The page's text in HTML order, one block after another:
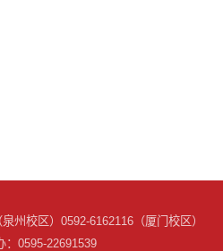
州校区）0592-6162116（厦门校区）
：0595-22691539